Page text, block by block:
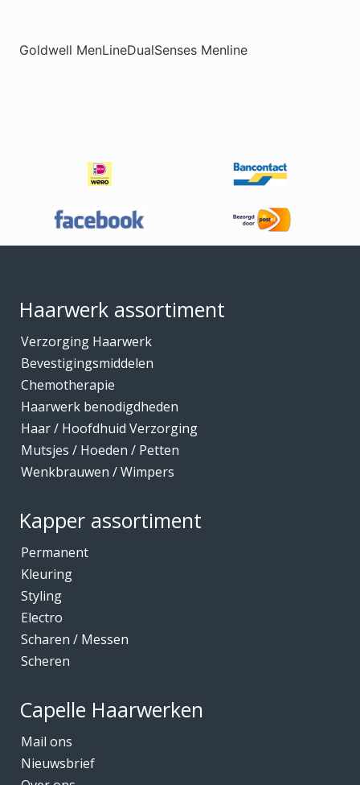
Goldwell MenLineDualSenses Menline
Haarwerk assortiment
Verzorging Haarwerk
Bevestigingsmiddelen
Chemotherapie
Haarwerk benodigdheden
Haar / Hoofdhuid Verzorging
Mutsjes / Hoeden / Petten
Wenkbrauwen / Wimpers
Kapper assortiment
Permanent
Kleuring
Styling
Electro
Scharen / Messen
Scheren
Capelle Haarwerken
Mail ons
Nieuwsbrief